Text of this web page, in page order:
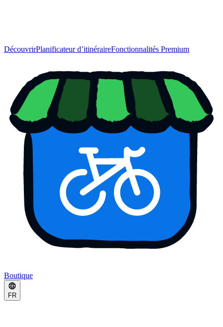
DécouvrirPlanificateur d’itinéraireFonctionnalités Premium
Boutique
FR